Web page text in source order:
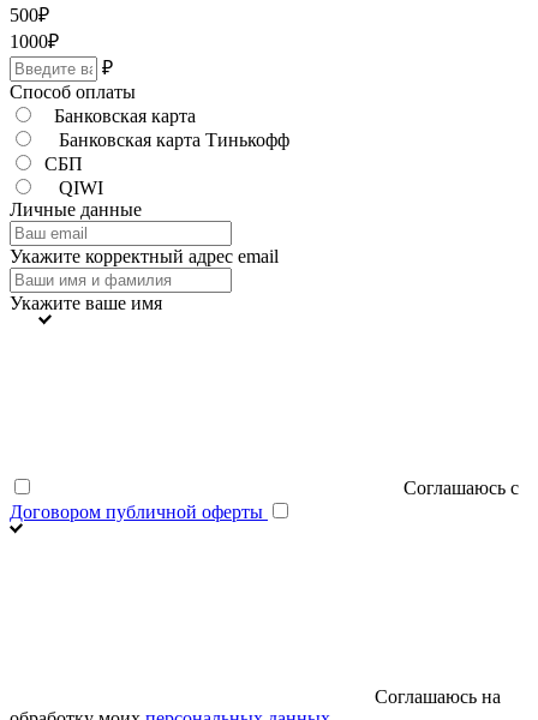
500₽
1000₽
₽
Способ оплаты
Банковская карта
Банковская карта Тинькофф
СБП
QIWI
Личные данные
Укажите корректный адрес email
Укажите ваше имя
Соглашаюсь с
Договором публичной оферты
Соглашаюсь на